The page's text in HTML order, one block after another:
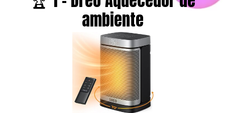
ambiente